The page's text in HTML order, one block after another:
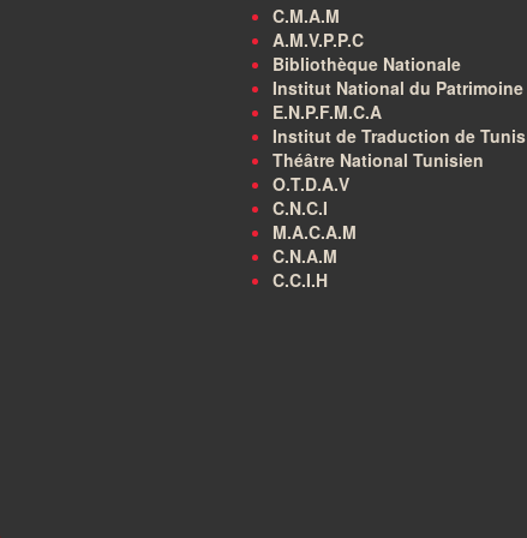
C.M.A.M
A.M.V.P.P.C
Bibliothèque Nationale
Institut National du Patrimoine
E.N.P.F.M.C.A
Institut de Traduction de Tunis
Théâtre National Tunisien
O.T.D.A.V
C.N.C.I
M.A.C.A.M
C.N.A.M
C.C.I.H